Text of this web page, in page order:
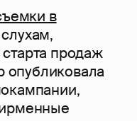
в
продаж